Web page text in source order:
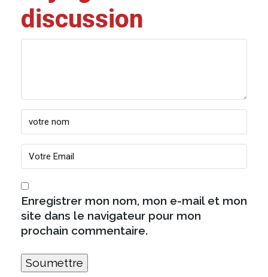
discussion
Enregistrer mon nom, mon e-mail et mon
site dans le navigateur pour mon
prochain commentaire.